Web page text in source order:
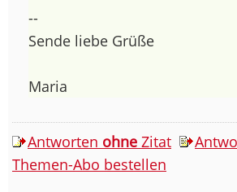
--
Sende liebe Grüße
Maria
Antworten ohne Zitat
Themen-Abo bestellen